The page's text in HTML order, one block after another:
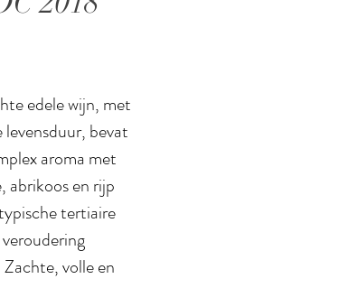
edele wijn, met
bevat
aroma met
abrikoos en rijp
tertiaire
volle en